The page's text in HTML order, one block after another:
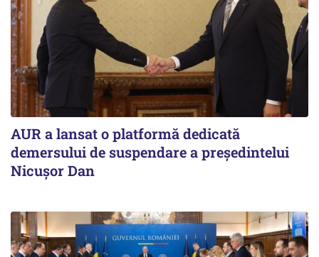
AUR a lansat o platformă dedicată
demersului de suspendare a președintelui
Nicușor Dan